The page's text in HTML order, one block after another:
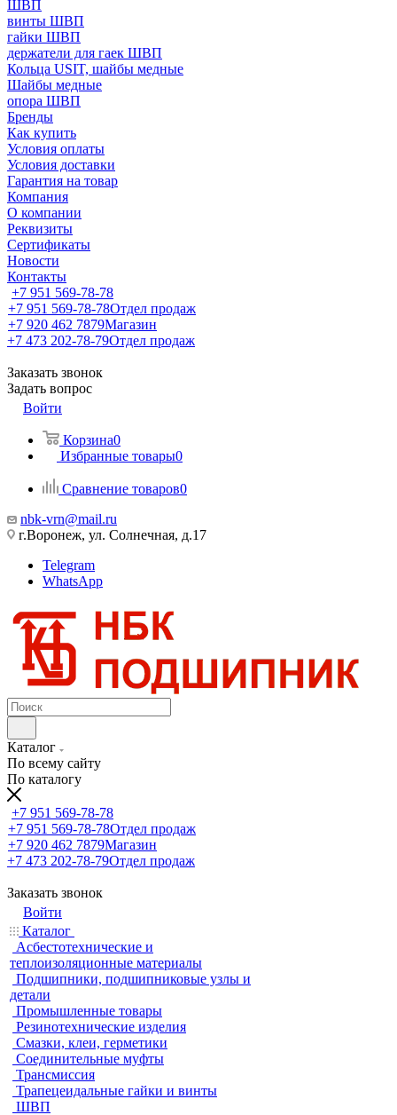
ШВП
винты ШВП
гайки ШВП
держатели для гаек ШВП
Кольца USIT, шайбы медные
Шайбы медные
опора ШВП
Бренды
Как купить
Условия оплаты
Условия доставки
Гарантия на товар
Компания
О компании
Реквизиты
Сертификаты
Новости
Контакты
+7 951 569-78-78
+7 951 569-78-78Отдел продаж
+7 920 462 7879Магазин
+7 473 202-78-79Отдел продаж
Заказать звонок
Задать вопрос
Войти
Корзина0
Избранные товары0
Сравнение товаров0
nbk-vrn@mail.ru
г.Воронеж, ул. Солнечная, д.17
Telegram
WhatsApp
Каталог
По всему сайту
По каталогу
+7 951 569-78-78
+7 951 569-78-78Отдел продаж
+7 920 462 7879Магазин
+7 473 202-78-79Отдел продаж
Заказать звонок
Войти
Каталог
Асбестотехнические и
теплоизоляционные материалы
Подшипники, подшипниковые узлы и
детали
Промышленные товары
Резинотехнические изделия
Смазки, клеи, герметики
Соединительные муфты
Трансмиссия
Трапецеидальные гайки и винты
ШВП